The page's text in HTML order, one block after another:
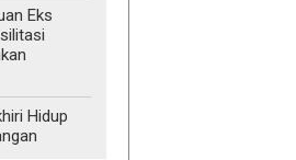
Eks
Hidup